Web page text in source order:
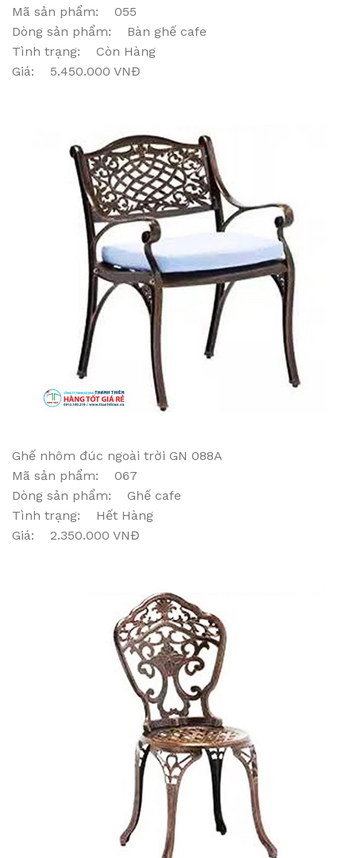
Mã sản phẩm: 055
Dòng sản phẩm: Bàn ghế cafe
Tình trạng: Còn Hàng
Giá: 5.450.000 VNĐ
Ghế nhôm đúc ngoài trời GN 088A
Mã sản phẩm: 067
Dòng sản phẩm: Ghế cafe
Tình trạng: Hết Hàng
Giá: 2.350.000 VNĐ